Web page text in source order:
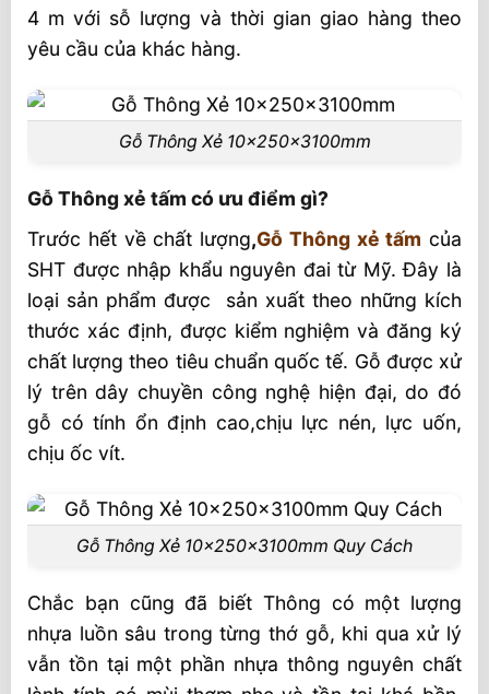
4 m với sỗ lượng và thời gian giao hàng theo
yêu cầu của khác hàng.
Gỗ Thông Xẻ 10x250x3100mm
Gỗ Thông xẻ tấm có ưu điểm gì?
Trước hết về chất lượng,Gỗ Thông xẻ tấm của
SHT được nhập khẩu nguyên đai từ Mỹ. Đây là
loại sản phẩm được sản xuất theo những kích
thước xác định, được kiểm nghiệm và đăng ký
chất lượng theo tiêu chuẩn quốc tế. Gỗ được xử
lý trên dây chuyền công nghệ hiện đại, do đó
gỗ có tính ổn định cao,chịu lực nén, lực uốn,
chịu ốc vít.
Gỗ Thông Xẻ 10x250x3100mm Quy Cách
Chắc bạn cũng đã biết Thông có một lượng
nhựa luồn sâu trong từng thớ gỗ, khi qua xử lý
vẫn tồn tại một phần nhựa thông nguyên chất